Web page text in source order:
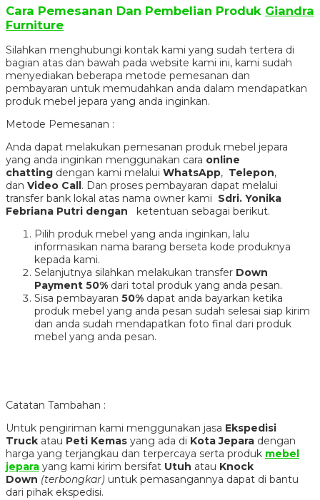
Cara Pemesanan Dan Pembelian Produk Giandra
Furniture
Silahkan menghubungi kontak kami yang sudah tertera di
bagian atas dan bawah pada website kami ini, kami sudah
menyediakan beberapa metode pemesanan dan
pembayaran untuk memudahkan anda dalam mendapatkan
produk mebel jepara yang anda inginkan.
Metode Pemesanan :
Anda dapat melakukan pemesanan produk mebel jepara
yang anda inginkan menggunakan cara online
chatting dengan kami melalui WhatsApp, Telepon,
dan Video Call. Dan proses pembayaran dapat melalui
transfer bank lokal atas nama owner kami Sdri. Yonika
Febriana Putri dengan ketentuan sebagai berikut.
Pilih produk mebel yang anda inginkan, lalu
informasikan nama barang berseta kode produknya
kepada kami.
Selanjutnya silahkan melakukan transfer Down
Payment 50% dari total produk yang anda pesan.
Sisa pembayaran 50% dapat anda bayarkan ketika
produk mebel yang anda pesan sudah selesai siap kirim
dan anda sudah mendapatkan foto final dari produk
mebel yang anda pesan.
Catatan Tambahan :
Untuk pengiriman kami menggunakan jasa Ekspedisi
Truck atau Peti Kemas yang ada di Kota Jepara dengan
harga yang terjangkau dan terpercaya serta produk mebel
jepara yang kami kirim bersifat Utuh atau Knock
Down (terbongkar) untuk pemasangannya dapat di bantu
dari pihak ekspedisi.